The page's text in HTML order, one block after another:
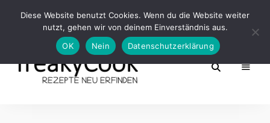
Diese Website benutzt Cookies. Wenn du die Website weiter
nutzt, gehen wir von deinem Einverständnis aus.
OK
Nein Datenschutzerklärung